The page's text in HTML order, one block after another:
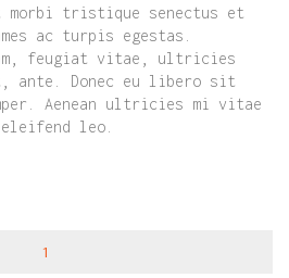
morbi tristique senectus et
ac turpis egestas.
feugiat vitae, ultricies
ante. Donec eu libero sit
Aenean ultricies mi vitae
leo.